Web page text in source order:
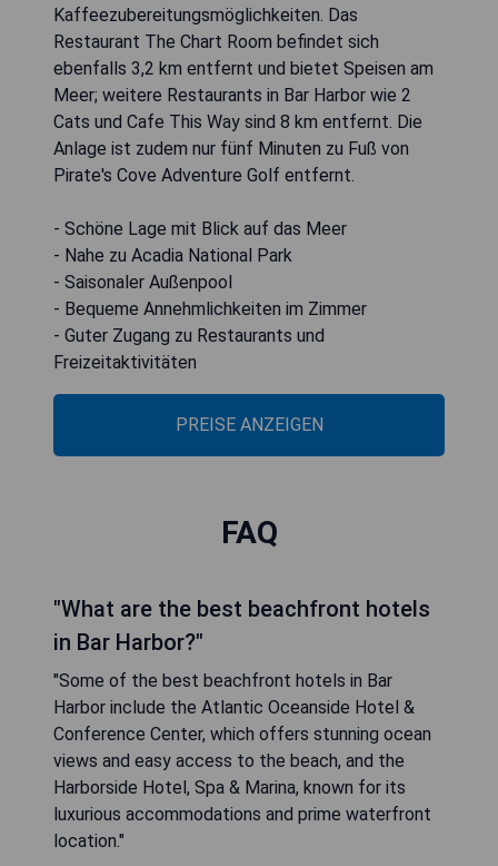
Kaffeezubereitungsmöglichkeiten. Das
Restaurant The Chart Room befindet sich
ebenfalls 3,2 km entfernt und bietet Speisen am
Meer; weitere Restaurants in Bar Harbor wie 2
Cats und Cafe This Way sind 8 km entfernt. Die
Anlage ist zudem nur fünf Minuten zu Fuß von
Pirate's Cove Adventure Golf entfernt.
- Schöne Lage mit Blick auf das Meer
- Nahe zu Acadia National Park
- Saisonaler Außenpool
- Bequeme Annehmlichkeiten im Zimmer
- Guter Zugang zu Restaurants und
Freizeitaktivitäten
PREISE ANZEIGEN
FAQ
"What are the best beachfront hotels
in Bar Harbor?"
"Some of the best beachfront hotels in Bar
Harbor include the Atlantic Oceanside Hotel &
Conference Center, which offers stunning ocean
views and easy access to the beach, and the
Harborside Hotel, Spa & Marina, known for its
luxurious accommodations and prime waterfront
location."